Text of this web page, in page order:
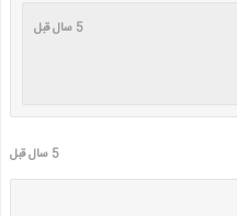
5 سال قبل
5 سال قبل